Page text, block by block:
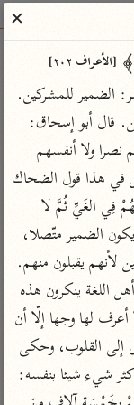
معاجم
معاصرة
الميسر
المختصر في
التفسير
تفسير السعدي
أيسر التفاسير
✕
[الأعراف ٢٠٢]